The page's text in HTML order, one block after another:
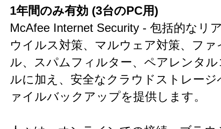
1年間のみ有効 (3台のPC用)
McAfee Internet Security - 包括的なリ
ウイルス対策、マルウェア対策、ファ
ル、スパムフィルター、ペアレンタ
ルに加え、安全なクラウドストレージ
ァイルバックアップを提供します。